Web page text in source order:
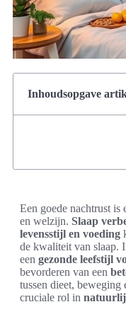
Inhoudsopgave
Een goede nachtrust is
en welzijn. Slaap
levensstijl en voeding
de kwaliteit van slaap.
een gezonde leefstijl
bevorderen van een
tussen dieet, beweging
cruciale rol in